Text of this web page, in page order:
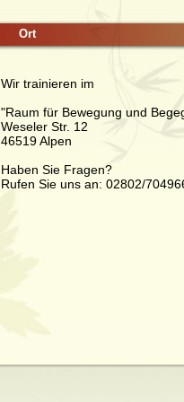
Ort
Wir trainieren im
"Raum für Bewegung und
Weseler Str. 12
46519 Alpen
Haben Sie Fragen?
Rufen Sie uns an: 02802/